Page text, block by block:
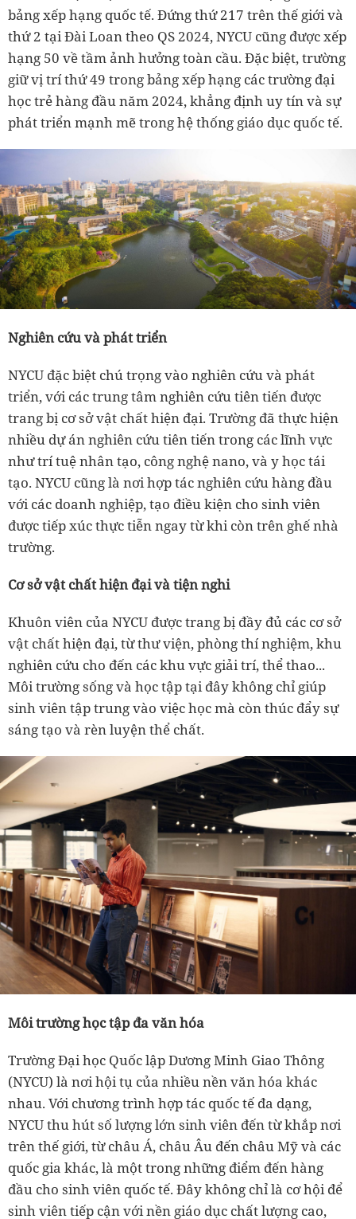
bảng xếp hạng quốc tế. Đứng thứ 217 trên thế giới và
thứ 2 tại Đài Loan theo QS 2024, NYCU cũng được xếp
hạng 50 về tầm ảnh hưởng toàn cầu. Đặc biệt, trường
giữ vị trí thứ 49 trong bảng xếp hạng các trường đại
học trẻ hàng đầu năm 2024, khẳng định uy tín và sự
phát triển mạnh mẽ trong hệ thống giáo dục quốc tế.
Nghiên cứu và phát triển
NYCU đặc biệt chú trọng vào nghiên cứu và phát
triển, với các trung tâm nghiên cứu tiên tiến được
trang bị cơ sở vật chất hiện đại. Trường đã thực hiện
nhiều dự án nghiên cứu tiên tiến trong các lĩnh vực
như trí tuệ nhân tạo, công nghệ nano, và y học tái
tạo. NYCU cũng là nơi hợp tác nghiên cứu hàng đầu
với các doanh nghiệp, tạo điều kiện cho sinh viên
được tiếp xúc thực tiễn ngay từ khi còn trên ghế nhà
trường.
Cơ sở vật chất hiện đại và tiện nghi
Khuôn viên của NYCU được trang bị đầy đủ các cơ sở
vật chất hiện đại, từ thư viện, phòng thí nghiệm, khu
nghiên cứu cho đến các khu vực giải trí, thể thao...
Môi trường sống và học tập tại đây không chỉ giúp
sinh viên tập trung vào việc học mà còn thúc đẩy sự
sáng tạo và rèn luyện thể chất.
Môi trường học tập đa văn hóa
Trường Đại học Quốc lập Dương Minh Giao Thông
(NYCU) là nơi hội tụ của nhiều nền văn hóa khác
nhau. Với chương trình hợp tác quốc tế đa dạng,
NYCU thu hút số lượng lớn sinh viên đến từ khắp nơi
trên thế giới, từ châu Á, châu Âu đến châu Mỹ và các
quốc gia khác, là một trong những điểm đến hàng
đầu cho sinh viên quốc tế. Đây không chỉ là cơ hội để
sinh viên tiếp cận với nền giáo dục chất lượng cao,